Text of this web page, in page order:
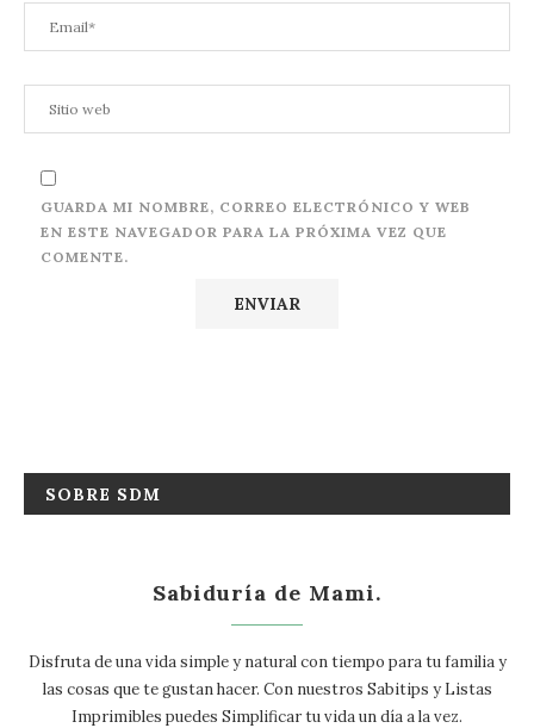
GUARDA MI NOMBRE, CORREO ELECTRÓNICO Y WEB
EN ESTE NAVEGADOR PARA LA PRÓXIMA VEZ QUE
COMENTE.
SOBRE SDM
Sabiduría de Mami.
Disfruta de una vida simple y natural con tiempo para tu familia y
las cosas que te gustan hacer. Con nuestros Sabitips y Listas
Imprimibles puedes Simplificar tu vida un día a la vez.